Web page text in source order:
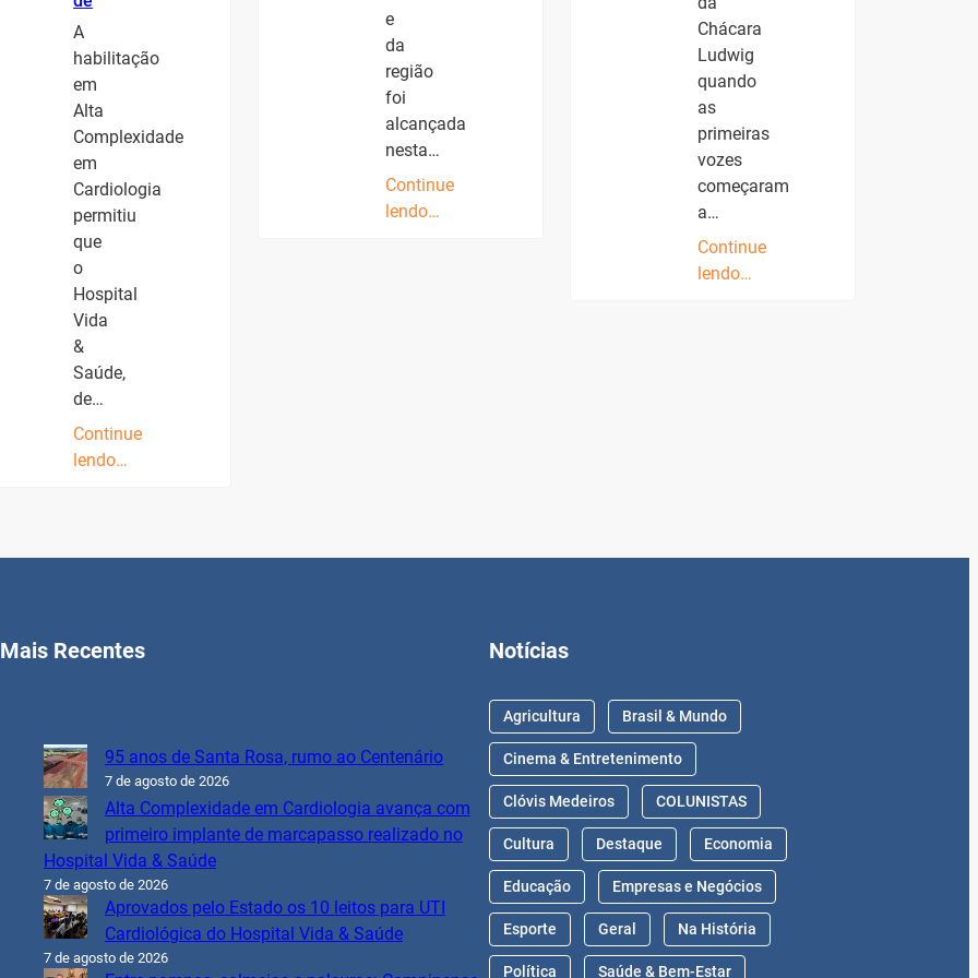
A
habilitação
em
Alta
Complexidade
em
Cardiologia
permitiu
que
o
Hospital
Vida
&
Saúde,
de…
Continue
lendo…
e
da
região
foi
alcançada
nesta…
Continue
lendo…
Chácara
Ludwig
quando
as
primeiras
vozes
começaram
a…
Continue
lendo…
Mais Recentes
95 anos de Santa Rosa, rumo ao Centenário
7 de agosto de 2026
Alta Complexidade em Cardiologia avança com
primeiro implante de marcapasso realizado no
Hospital Vida & Saúde
7 de agosto de 2026
Aprovados pelo Estado os 10 leitos para UTI
Cardiológica do Hospital Vida & Saúde
7 de agosto de 2026
Notícias
Agricultura Brasil & Mundo
Cinema & Entretenimento
Clóvis Medeiros COLUNISTAS
Cultura Destaque Economia
Educação Empresas e Negócios
Esporte Geral Na História
Política Saúde & Bem-Estar